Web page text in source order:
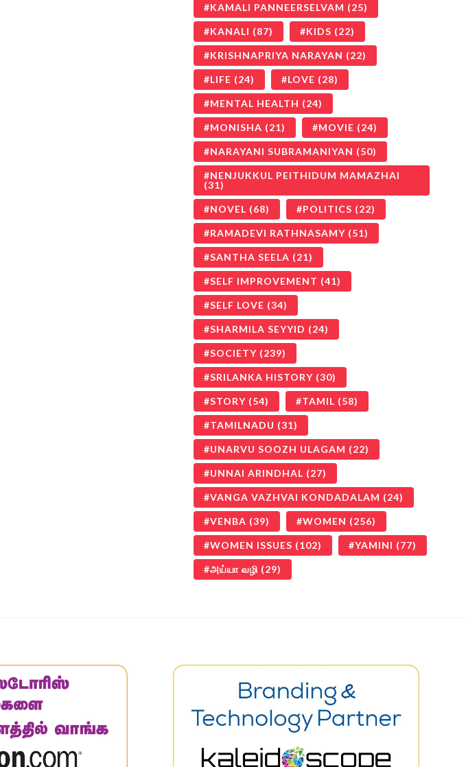
KAMALI PANNEERSELVAM (25)
KANALI (87) KIDS (22)
KRISHNAPRIYA NARAYAN (22)
LIFE (24) LOVE (28)
MENTAL HEALTH (24)
MONISHA (21) MOVIE (24)
NARAYANI SUBRAMANIYAN (50)
NENJUKKUL PEITHIDUM MAMAZHAI
(31)
NOVEL (68) POLITICS (22)
RAMADEVI RATHNASAMY (51)
SANTHA SEELA (21)
SELF IMPROVEMENT (41)
SELF LOVE (34)
SHARMILA SEYYID (24)
SOCIETY (239)
SRILANKA HISTORY (30)
STORY (54) TAMIL (58)
TAMILNADU (31)
UNARVU SOOZH ULAGAM (22)
UNNAI ARINDHAL (27)
VANGA VAZHVAI KONDADALAM (24)
VENBA (39) WOMEN (256)
WOMEN ISSUES (102) YAMINI (77)
அய்யா வழி (29)